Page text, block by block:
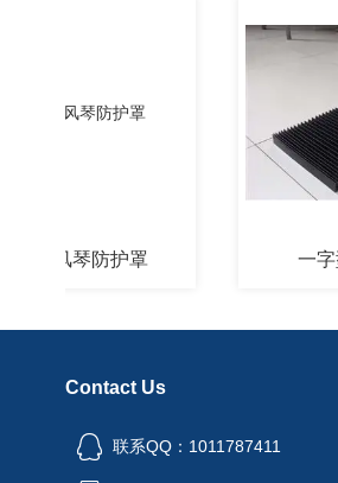
风琴防护罩 一字型
Contact Us
联系QQ：1011787411